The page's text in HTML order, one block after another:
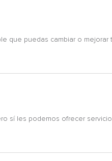
que puedas cambiar o mejorar
sí les podemos ofrecer